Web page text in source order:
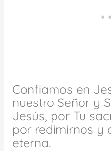
Confiamos en
nuestro Señor y
Jesús, por Tu
por redimirnos y
eterna.